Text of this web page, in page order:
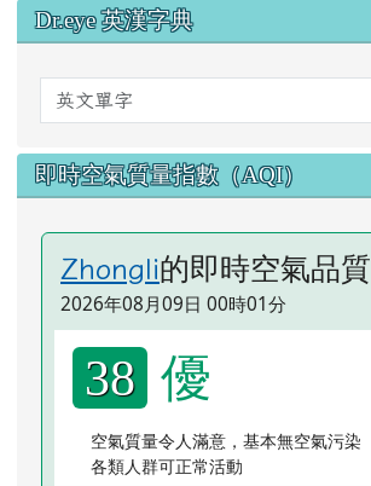
Dr.eye 英漢字典
英文單字
即時空氣質量指數（AQI）
Zhongli的即時空氣品質
2026年08月09日 00時01分
38 優
空氣質量令人滿意，基本無空氣污染
各類人群可正常活動